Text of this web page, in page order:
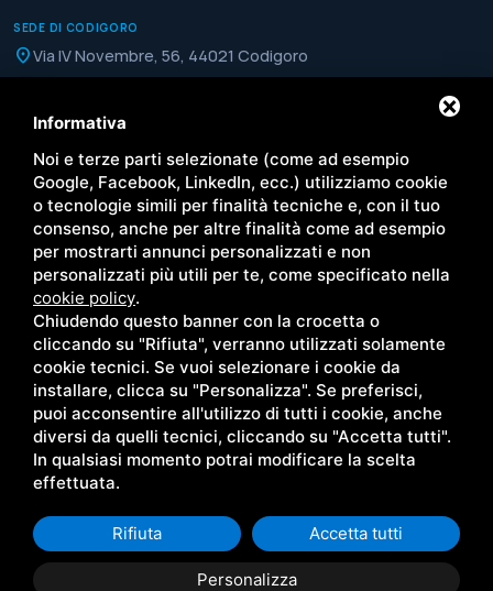
Informativa
Noi e terze parti selezionate (come ad esempio
Google, Facebook, LinkedIn, ecc.) utilizziamo cookie
o tecnologie simili per finalità tecniche e, con il tuo
consenso, anche per altre finalità come ad esempio
per mostrarti annunci personalizzati e non
personalizzati più utili per te, come specificato nella
cookie policy.
Chiudendo questo banner con la crocetta o
cliccando su "Rifiuta", verranno utilizzati solamente
cookie tecnici. Se vuoi selezionare i cookie da
installare, clicca su "Personalizza". Se preferisci,
puoi acconsentire all'utilizzo di tutti i cookie, anche
diversi da quelli tecnici, cliccando su "Accetta tutti".
In qualsiasi momento potrai modificare la scelta
effettuata.
Personalizza
Rifiuta Accetta tutti
SEDE DI CODIGORO
location_onVia IV Novembre, 56, 44021 Codigoro
Home
Chi siamo
Servizi
Territorio
Esperienze
Novità
Campagna
Paese
Copparo
Codigoro
News
Faq
Contatti
Campagna Mare Immobili · P. IVA 01773890387 ·Sitemap· Questo sito è
protetto da Google reCAPTCHA v3,Privacy Policy e Termini di servizio
Google